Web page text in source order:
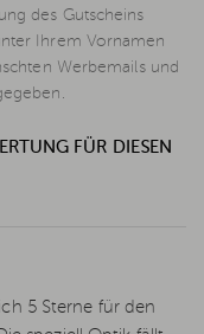
des Gutscheins
Ihrem Vornamen
Werbemails und
FÜR DIESEN
5 Sterne für den